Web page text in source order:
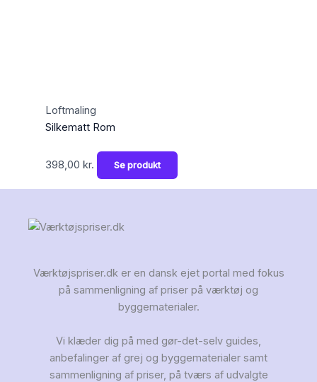
Loftmaling
Silkematt Rom
398,00 kr. Se produkt
Værktøjspriser.dk er en dansk ejet portal med fokus
på sammenligning af priser på værktøj og
byggematerialer.
Vi klæder dig på med gør-det-selv guides,
anbefalinger af grej og byggematerialer samt
sammenligning af priser, på tværs af udvalgte